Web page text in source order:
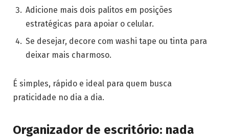
Adicione mais dois palitos em posições
estratégicas para apoiar o celular.
Se desejar, decore com washi tape ou tinta para
deixar mais charmoso.
É simples, rápido e ideal para quem busca
praticidade no dia a dia.
Organizador de escritório: nada